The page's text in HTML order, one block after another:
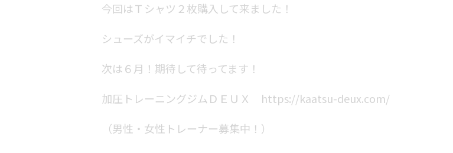
今回はＴシャツ２枚購入して来ました！
シューズがイマイチでした！
次は６月！期待して待ってます！
加圧トレーニングジムＤＥＵＸ https://kaatsu-deux.com/
（男性・女性トレーナー募集中！）